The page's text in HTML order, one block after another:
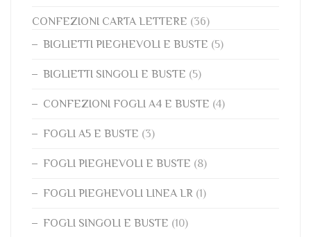
CONFEZIONI CARTA LETTERE (36)
BIGLIETTI PIEGHEVOLI E BUSTE (5)
BIGLIETTI SINGOLI E BUSTE (5)
CONFEZIONI FOGLI A4 E BUSTE (4)
FOGLI A5 E BUSTE (3)
FOGLI PIEGHEVOLI E BUSTE (8)
FOGLI PIEGHEVOLI LINEA LR (1)
FOGLI SINGOLI E BUSTE (10)